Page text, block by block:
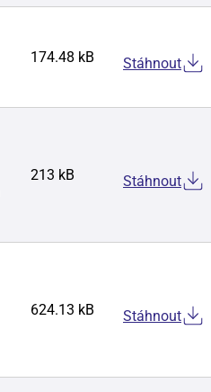
174.48 kB Stáhnout
213 kB Stáhnout
624.13 kB Stáhnout